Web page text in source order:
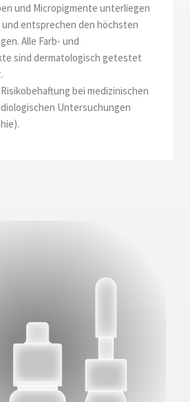
und Micropigmente unterliegen
entsprechen den höchsten
Alle Farb- und
sind dermatologisch getestet
bei medizinischen
Untersuchungen